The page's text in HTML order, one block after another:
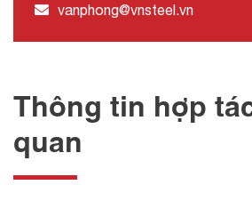
vanphong@vnsteel.vn
Thông tin hợp
quan